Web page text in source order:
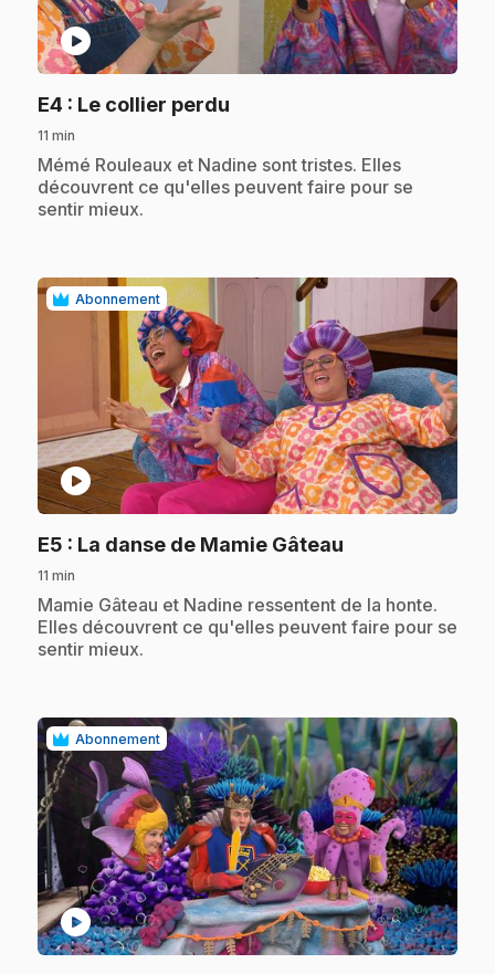
play_circle
E4 : Le collier perdu
11 min
.Mémé Rouleaux et Nadine sont tristes. Elles
découvrent ce qu'elles peuvent faire pour se
sentir mieux.
Abonnement
play_circle
E5 : La danse de Mamie Gâteau
11 min
.Mamie Gâteau et Nadine ressentent de la honte.
Elles découvrent ce qu'elles peuvent faire pour se
sentir mieux.
Abonnement
play_circle